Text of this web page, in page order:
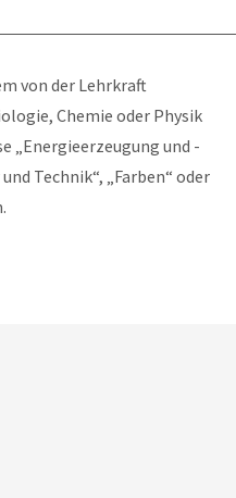
von der Lehrkraft
Chemie oder Physik
„Energieerzeugung und -
Technik“, „Farben“ oder